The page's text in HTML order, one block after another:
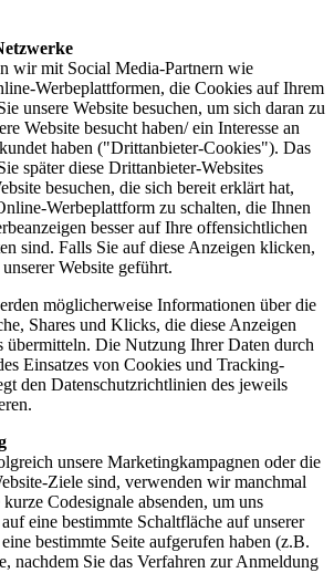
wir mit Social Media-Partnern wie
Werbeplattformen, die Cookies auf Ihrem
unsere Website besuchen, um sich daran zu
Website besucht haben/ ein Interesse an
haben ("Drittanbieter-Cookies"). Das
später diese Drittanbieter-Websites
besuchen, die sich bereit erklärt hat,
Werbeplattform zu schalten, die Ihnen
besser auf Ihre offensichtlichen
sind. Falls Sie auf diese Anzeigen klicken,
Website geführt.
möglicherweise Informationen über die
Shares und Klicks, die diese Anzeigen
übermitteln. Die Nutzung Ihrer Daten durch
Einsatzes von Cookies und Tracking-
den Datenschutzrichtlinien des jeweils
unsere Marketingkampagnen oder die
Ziele sind, verwenden wir manchmal
Codesignale absenden, um uns
eine bestimmte Schaltfläche auf unserer
bestimmte Seite aufgerufen haben (z.B.
nachdem Sie das Verfahren zur Anmeldung